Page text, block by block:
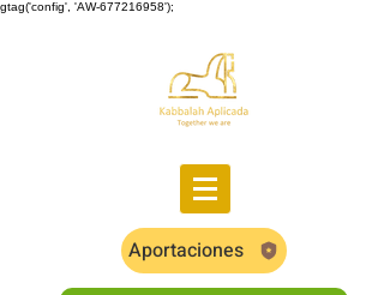
gtag('config', 'AW-677216958');
Aportaciones